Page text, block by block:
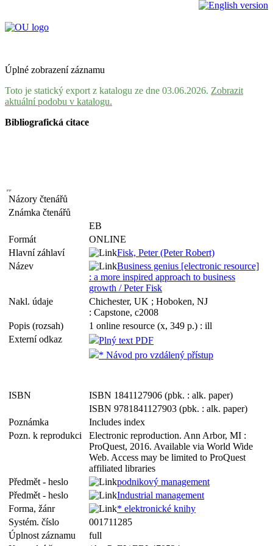
Úplné zobrazení záznamu
Toto je statický export z katalogu ze dne 03.06.2026. Zobrazit
aktuální podobu v katalogu.
Bibliografická citace
Názory čtenářů
Známka čtenářů
EB
Formát
ONLINE
Hlavní záhlaví
Fisk, Peter (Peter Robert)
Název
Business genius [electronic resource]
: a more inspired approach to business
growth / Peter Fisk
Nakl. údaje
Chichester, UK ; Hoboken, NJ
: Capstone, c2008
Popis (rozsah)
1 online resource (x, 349 p.) : ill
Externí odkaz
Plný text PDF
* Návod pro vzdálený přístup
ISBN
ISBN 1841127906 (pbk. : alk. paper)
ISBN 9781841127903 (pbk. : alk. paper)
Poznámka
Includes index
Pozn. k reprodukci
Electronic reproduction. Ann Arbor, MI :
ProQuest, 2016. Available via World Wide
Web. Access may be limited to ProQuest
affiliated libraries
Předmět - heslo
podnikový management
Předmět - heslo
Industrial management
Forma, žánr
* elektronické knihy
Systém. číslo
001711285
Úplnost záznamu
full